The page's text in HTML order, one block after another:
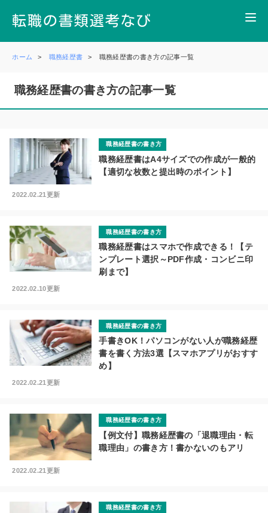
ホーム 職務経歴書 職務経歴書の書き方の記事一覧
職務経歴書の書き方の記事一覧
職務経歴書の書き方
職務経歴書はA4サイズでの作成が一般的
【適切な枚数と提出時のポイント】
2022.02.21更新
職務経歴書の書き方
職務経歴書はスマホで作成できる！【テ
ンプレート選択～PDF作成・コンビニ印
刷まで】
2022.02.10更新
職務経歴書の書き方
手書きOK！パソコンがない人が職務経歴
書を書く方法3選【スマホアプリがおすす
め】
2022.02.21更新
職務経歴書の書き方
【例文付】職務経歴書の「退職理由・転
職理由」の書き方！書かないのもアリ
2022.02.21更新
職務経歴書の書き方